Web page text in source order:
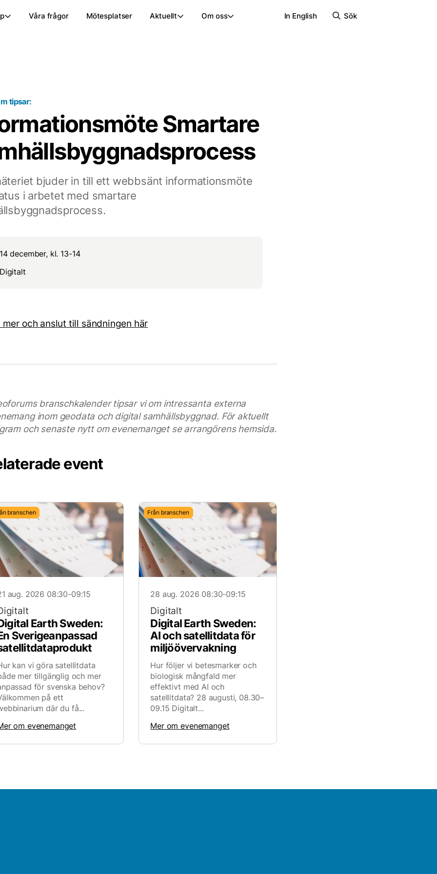
Våra frågor Mötesplatser Aktuellt Om oss In English Sök
tipsar:
Smartare
bjuder in till ett webbsänt informationsmöte
i arbetet med smartare
december, kl. 13-14
mer och anslut till sändningen här
branschkalender tipsar vi om intressanta externa
inom geodata och digital samhällsbyggnad. För aktuellt
och senaste nytt om evenemanget se arrangörens hemsida.
event
Earth Sweden:
Sverigeanpassad
kan vi göra satellitdata
mer tillgänglig och mer
för svenska behov?
på ett
där du få...
om evenemanget
aug. 2026 08:30-09:15
branschen
Digital Earth Sweden:
AI och satellitdata för
miljöövervakning
Hur följer vi betesmarker och
biologisk mångfald mer
effektivt med AI och
satellitdata? 28 augusti, 08.30–
09.15 Digitalt...
Mer om evenemanget
28 aug. 2026 08:30-09:15
Digitalt
Från branschen